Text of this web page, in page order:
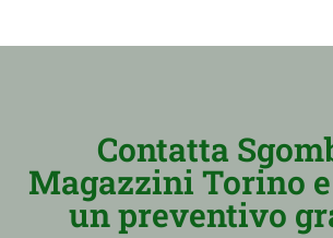
Contatta
Magazzini Torino
un preventivo